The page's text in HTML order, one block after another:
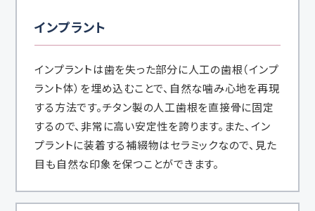
インプラント
インプラントは歯を失った部分に人工の歯根（インプ
ラント体）を埋め込むことで、自然な噛み心地を再現
する方法です。チタン製の人工歯根を直接骨に固定
するので、非常に高い安定性を誇ります。また、イン
プラントに装着する補綴物はセラミックなので、見た
目も自然な印象を保つことができます。